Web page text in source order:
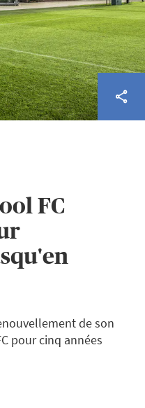
FC
de son
pour cinq années